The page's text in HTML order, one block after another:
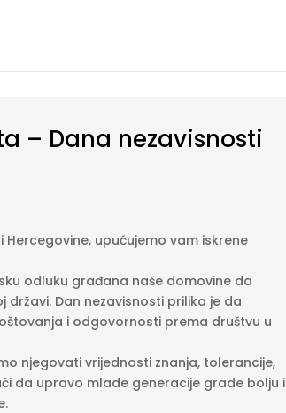
– Dana nezavisnosti
upućujemo vam iskrene
odluku građana naše domovine da
Dan nezavisnosti prilika je da
i odgovornosti prema društvu u
njegovati vrijednosti znanja, tolerancije,
da upravo mlade generacije grade bolju i